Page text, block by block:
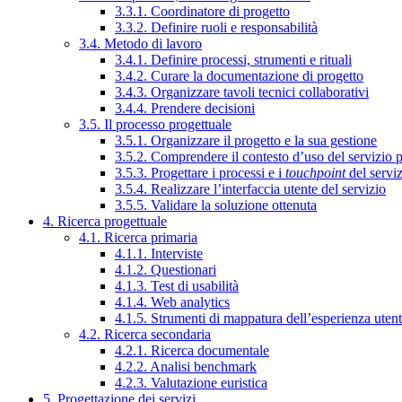
3.3.1. Coordinatore di progetto
3.3.2. Definire ruoli e responsabilità
3.4. Metodo di lavoro
3.4.1. Definire processi, strumenti e rituali
3.4.2. Curare la documentazione di progetto
3.4.3. Organizzare tavoli tecnici collaborativi
3.4.4. Prendere decisioni
3.5. Il processo progettuale
3.5.1. Organizzare il progetto e la sua gestione
3.5.2. Comprendere il contesto d’uso del servizio
3.5.3. Progettare i processi e i touchpointdel
3.5.4. Realizzare l’interfaccia utente del servizio
3.5.5. Validare la soluzione ottenuta
4. Ricerca progettuale
4.1. Ricerca primaria
4.1.1. Interviste
4.1.2. Questionari
4.1.3. Test di usabilità
4.1.4. Web analytics
4.1.5. Strumenti di mappatura dell’esperienza
4.2. Ricerca secondaria
4.2.1. Ricerca documentale
4.2.2. Analisi benchmark
4.2.3. Valutazione euristica
5. Progettazione dei servizi